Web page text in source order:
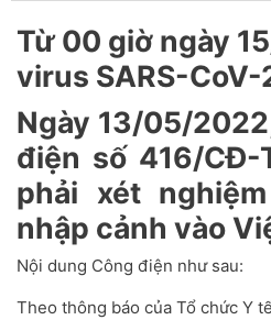
Từ 00 giờ ngày
virus SARS-
Ngày 13/05/
điện số 416/
phải xét
nhập cảnh vào
Nội dung Công điện như sau:
Theo thông báo của Tổ chức Y